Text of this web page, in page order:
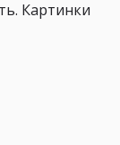
Картинки